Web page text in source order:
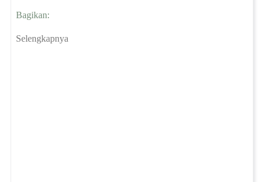
Bagikan:
Selengkapnya